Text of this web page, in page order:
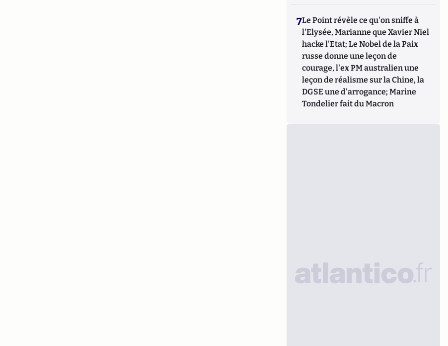
7Le Point révèle ce qu'on sniffe à
l'Elysée, Marianne que Xavier Niel
hacke l'Etat; Le Nobel de la Paix
russe donne une leçon de
courage, l'ex PM australien une
leçon de réalisme sur la Chine, la
DGSE une d'arrogance; Marine
Tondelier fait du Macron